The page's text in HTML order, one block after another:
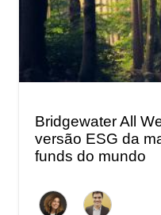
Bridgewater All
versão ESG da
funds do mundo